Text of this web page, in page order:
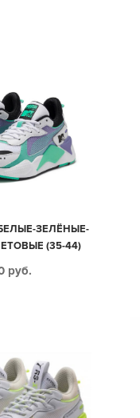
БЕЛЫЕ-ЗЕЛЁНЫЕ-
(35-44)
руб.